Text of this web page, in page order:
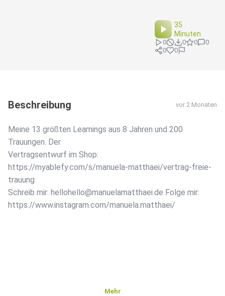
35
Minuten
0 0 0
0
0
0
Beschreibung vor 2 Monaten
Meine 13 größten Learnings aus 8 Jahren und 200
Trauungen. Der
Vertragsentwurf im Shop:
https://myablefy.com/s/manuela-matthaei/vertrag-freie-
trauung
Schreib mir: hellohello@manuelamatthaei.de Folge mir:
https://www.instagram.com/manuela.matthaei/
Mehr